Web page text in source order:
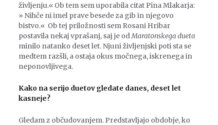
življenju.« Ob tem sem uporabila citat Pina Mlakarja:
» Nihče ni imel prave besede za gib in njegovo
bistvo.« Ob tej priložnosti sem Rosani Hribar
postavila nekaj vprašanj, saj je odMaratonskega dueta
minilo natanko deset let. Njuni življenjski poti sta se
medtem razšli, a ostaja okus močnega, iskrenega in
neponovljivega.
Kako na serijo duetov gledate danes, deset let
kasneje?
Gledam z občudovanjem. Predstavljajo obdobje, ko